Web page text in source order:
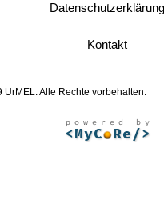
Datenschutzerklärung
Kontakt
UrMEL. Alle Rechte vorbehalten.